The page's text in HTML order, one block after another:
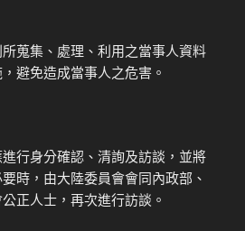
蒐集、處理、利用之當事人資料
避免造成當事人之危害。
行身分確認、清詢及訪談，並將
時，由大陸委員會會同內政部、
正人士，再次進行訪談。